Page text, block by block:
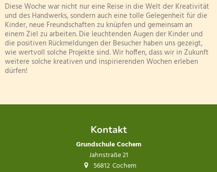
Diese Woche war nicht nur eine Reise in die Welt der Kreativität
und des Handwerks, sondern auch eine tolle Gelegenheit für die
Kinder, neue Freundschaften zu knüpfen und gemeinsam an
einem Ziel zu arbeiten. Die leuchtenden Augen der Kinder und
die positiven Rückmeldungen der Besucher haben uns gezeigt,
wie wertvoll solche Projekte sind. Wir hoffen, dass wir in Zukunft
weitere solche kreativen und inspirierenden Wochen erleben
dürfen!
Kontakt
Grundschule Cochem
Jahnstraße 21
56812 Cochem